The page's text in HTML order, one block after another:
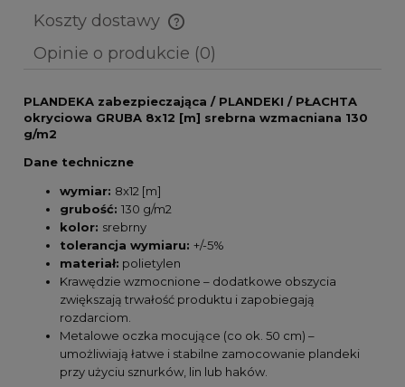
Koszty dostawy
Cena nie zawiera ewentualnych kosztów płatności
Opinie o produkcie (0)
PLANDEKA zabezpieczająca / PLANDEKI / PŁACHTA
okryciowa GRUBA 8x12 [m] srebrna wzmacniana 130
g/m2
Dane techniczne
wymiar: 8x12 [m]
grubość: 130 g/m2
kolor: srebrny
tolerancja wymiaru: +/-5%
materiał: polietylen
Krawędzie wzmocnione – dodatkowe obszycia
zwiększają trwałość produktu i zapobiegają
rozdarciom.
Metalowe oczka mocujące (co ok. 50 cm) –
umożliwiają łatwe i stabilne zamocowanie plandeki
przy użyciu sznurków, lin lub haków.